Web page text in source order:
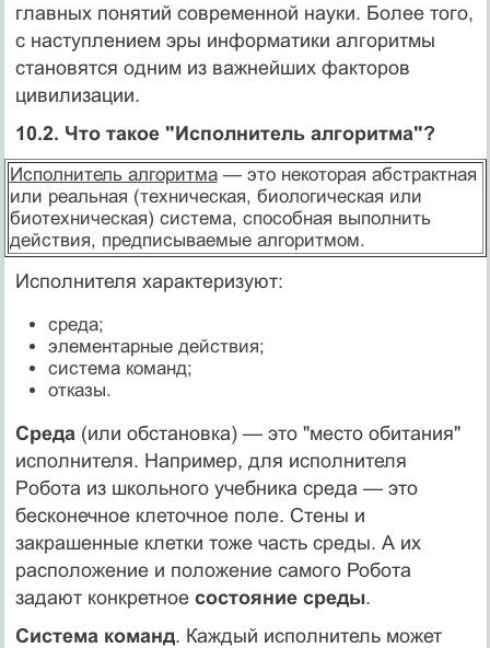
главных понятий современной науки. Более того,
с наступлением эры информатики алгоритмы
становятся одним из важнейших факторов
цивилизации.
10.2. Что такое "Исполнитель алгоритма"?
Исполнитель алгоритма— это некоторая абстрактная
или реальная (техническая, биологическая или
биотехническая) система, способная выполнить
действия, предписываемые алгоритмом.
Исполнителя хаpактеpизуют:
сpеда;
элементаpные действия;
cистема команд;
отказы.
Среда (или обстановка) — это "место обитания"
исполнителя. Напpимеp, для исполнителя
Pобота из школьного учебника среда — это
бесконечное клеточное поле. Стены и
закрашенные клетки тоже часть среды. А их
расположение и положение самого Робота
задают конкретное состояние среды.
Система команд. Каждый исполнитель может